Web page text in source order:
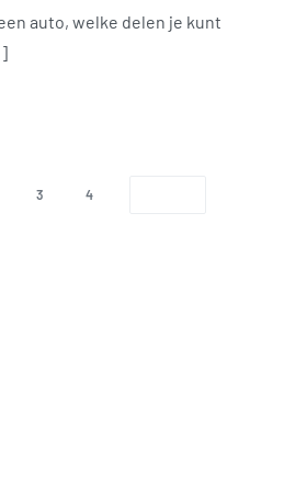
auto, welke delen je kunt
3 4